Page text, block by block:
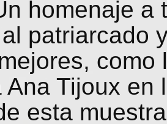
homenaje
patriarcado
Ana Tijoux en
esta